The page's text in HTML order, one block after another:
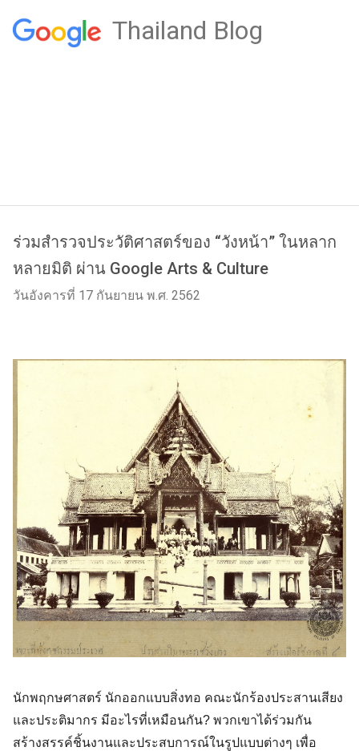
Thailand Blog
ร่วมสำรวจประวัติศาสตร์ของ “วังหน้า” ในหลาก
หลายมิติ ผ่าน Google Arts & Culture
วันอังคารที่ 17 กันยายน พ.ศ. 2562
นักพฤกษศาสตร์ นักออกแบบสิ่งทอ คณะนักร้องประสานเสียง
และประติมากร มีอะไรที่เหมือนกัน? พวกเขาได้ร่วมกัน
สร้างสรรค์ชิ้นงานและประสบการณ์ในรูปแบบต่างๆ เพื่อ